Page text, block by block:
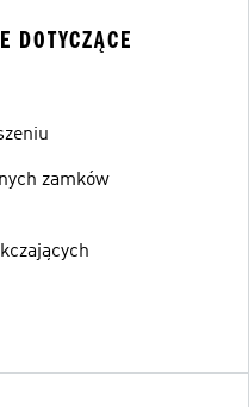
DOTYCZĄCE
zamków